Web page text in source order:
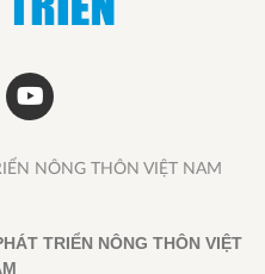
NÔNG THÔN VIỆT NAM
TRIỂN NÔNG THÔN VIỆT